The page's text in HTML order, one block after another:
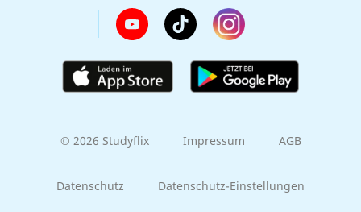
© 2026 Studyflix Impressum AGB
Datenschutz Datenschutz-Einstellungen